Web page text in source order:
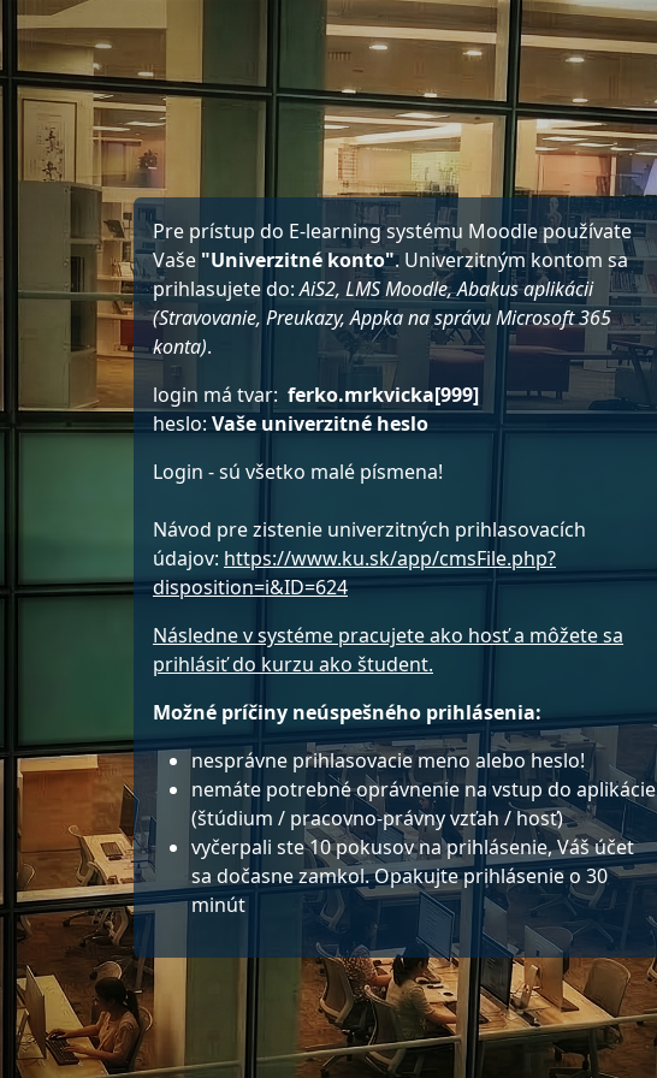
Preskočiť na hlavný obsah
Pre prístup do E-learning systému Moodle používate
Vaše "Univerzitné konto". Univerzitným kontom sa
prihlasujete do:AiS2, LMS Moodle, Abakus aplikácii
(Stravovanie, Preukazy, Appka na správu Microsoft 365
konta).
login má tvar: ferko.mrkvicka[999]
heslo:Vaše univerzitné heslo
Login - sú všetko malé písmena!
Návod pre zistenie univerzitných prihlasovacích
údajov: https://www.ku.sk/app/cmsFile.php?
disposition=i&ID=624
Následne v systéme pracujete ako hosť a môžete sa
prihlásiť do kurzu ako študent.
Možné príčiny neúspešného prihlásenia:
nesprávne prihlasovacie meno alebo heslo!
nemáte potrebné oprávnenie na vstup do aplikácie
(štúdium / pracovno-právny vzťah / hosť)
vyčerpali ste 10 pokusov na prihlásenie, Váš účet
sa dočasne zamkol. Opakujte prihlásenie o 30
minút